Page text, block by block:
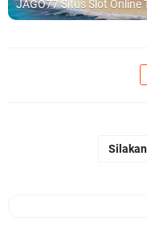
JAGO77 Situs Slot